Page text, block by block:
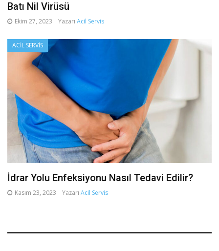
Batı Nil Virüsü
Ekim 27, 2023 Yazarı Acil Servis
ACIL SERVIS
İdrar Yolu Enfeksiyonu Nasıl Tedavi Edilir?
Kasım 23, 2023 Yazarı Acil Servis